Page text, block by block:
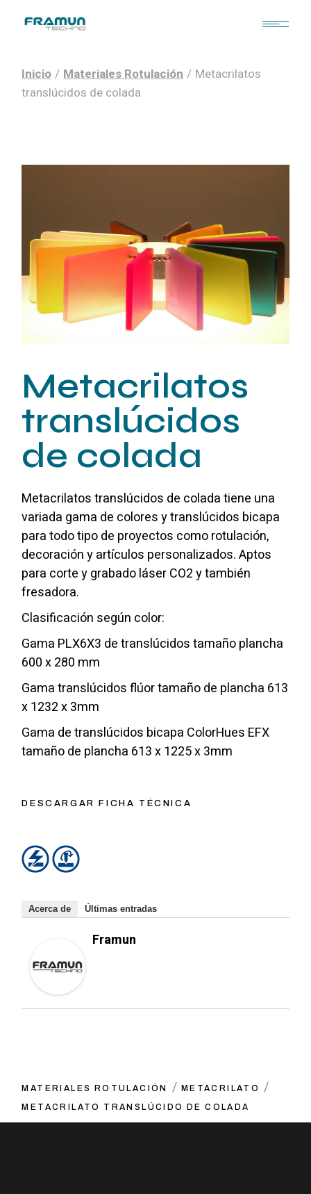
Inicio Materiales Rotulación
Metacrilatos
translúcidos de colada
Metacrilatos
translúcidos
de colada
Metacrilatos translúcidos de colada tiene una
variada gama de colores y translúcidos bicapa
para todo tipo de proyectos como rotulación,
decoración y artículos personalizados. Aptos
para corte y grabado láser CO2 y también
fresadora.
Clasificación según color:
Gama PLX6X3 de translúcidos tamaño plancha
600 x 280 mm
Gama translúcidos flúor tamaño de plancha 613
x 1232 x 3mm
Gama de translúcidos bicapa ColorHues EFX
tamaño de plancha 613 x 1225 x 3mm
DESCARGAR FICHA TÉCNICA
Acerca de Últimas entradas
Framun
MATERIALES ROTULACIÓN
METACRILATO
METACRILATO TRANSLÚCIDO DE COLADA